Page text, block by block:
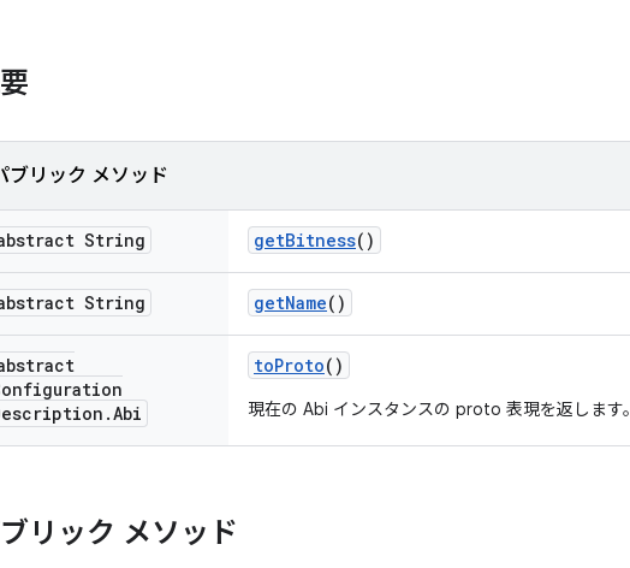
ブリック メソッド
String getBitness()
String getName()
.Abi
toProto()
現在の Abi インスタンスの proto 表現を返します。
リック メソッド